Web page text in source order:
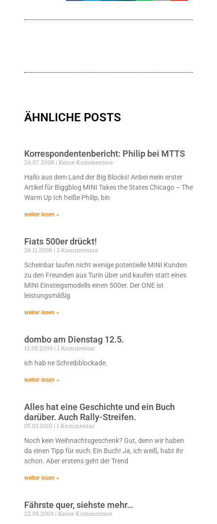
ÄHNLICHE POSTS
Korrespondentenbericht: Philip bei MTTS
26.07.2008
Keine Kommentare
Hallo aus dem Land der Big Blocks! Anbei mein erster
Artikel für Biggblog MINI Takes the States Chicago – The
Warm Up Ich heiße Philip, bin
weiter lesen »
Fiats 500er drückt!
26.11.2008
3 Kommentare
Scheinbar laufen nicht wenige potentielle MINI Kunden
zu den Freunden aus Turin über und kaufen statt eines
MINI Einstiegsmodells einen 500er. Der ONE ist
leistungsmäßig
weiter lesen »
dombo am Dienstag 12.5.
12.05.2009
1 Kommentar
ich hab ne Schreibblockade.
weiter lesen »
Alles hat eine Geschichte und ein Buch
darüber. Auch Rally-Streifen.
05.03.2010
1 Kommentar
Noch kein Weihnachtsgeschenk? Gut, denn wir haben
da einen Tipp für euch: Ein Buch! Ja, ich weiß, habt ihr
schon. Aber erstens geht der Trend
weiter lesen »
Fährste quer, siehste mehr…
22.05.2009
Keine Kommentare